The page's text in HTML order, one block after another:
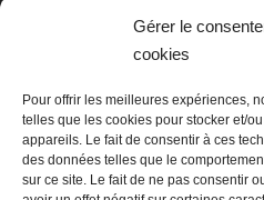
Gérer le
cookies
Pour offrir les meilleures expériences,
telles que les cookies pour stocker et/
appareils. Le fait de consentir à ces
des données telles que le
sur ce site. Le fait de ne pas consentir
BOUTIQUE